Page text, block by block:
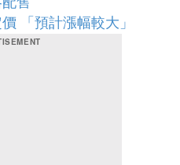
「預計漲幅較大」